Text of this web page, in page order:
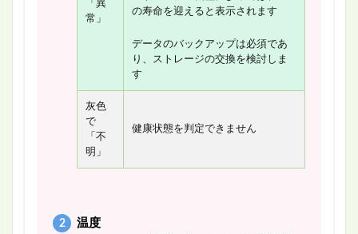
「異
常」
の寿命を迎えると表示されます
データのバックアップは必須であ
り、ストレージの交換を検討しま
す
灰色
で
「不
明」
健康状態を判定できません
温度